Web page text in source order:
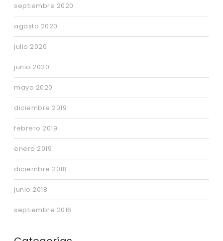
septiembre 2020
agosto 2020
julio 2020
junio 2020
mayo 2020
diciembre 2019
febrero 2019
enero 2019
diciembre 2018
junio 2018
septiembre 2016